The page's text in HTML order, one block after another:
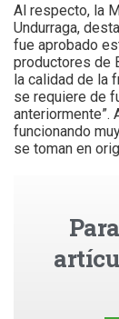
Al respecto, la
Undurraga,
fue aprobado
productores de
la calidad de la
se requiere de
anteriormente”.
funcionando
se toman en